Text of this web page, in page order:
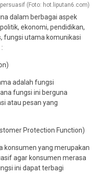
(Foto: hot.liputan6.com)
dalam berbagai aspek
ekonomi, pendidikan,
fungsi utama komunikasi
adalah fungsi
fungsi ini berguna
atau pesan yang
Protection Function)
konsumen yang merupakan
agar konsumen merasa
ini dapat terbagi